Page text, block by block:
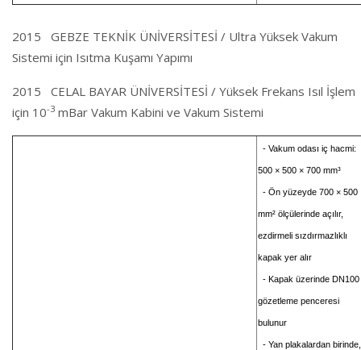
2015 GEBZE TEKNİK ÜNİVERSİTESİ / Ultra Yüksek Vakum
Sistemi için Isıtma Kuşamı Yapımı
2015 CELAL BAYAR ÜNİVERSİTESİ / Yüksek Frekans Isıl İşlem
için 10-3 mBar Vakum Kabini ve Vakum Sistemi
- Vakum odası iç hacmi:
500 × 500 × 700 mm³
- Ön yüzeyde 700 × 500
mm² ölçülerinde açılır,
ezdirmeli sızdırmazlıklı
kapak yer alır
- Kapak üzerinde DN100
gözetleme penceresi
bulunur
- Yan plakalardan birinde,